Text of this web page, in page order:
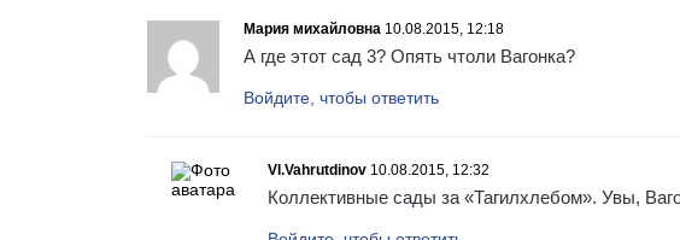
Мария михайловна 10.08.2015, 12:18
А где этот сад 3? Опять чтоли Вагонка?
Войдите, чтобы ответить
Vl.Vahrutdinov 10.08.2015, 12:32
Коллективные сады за «Тагилхлебом». Увы,